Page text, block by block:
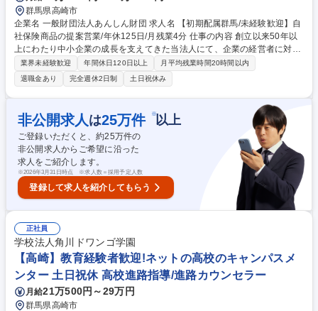
群馬県高崎市
企業名 一般財団法人あんしん財団 求人名 【初期配属群馬/未経験歓迎】自
社保険商品の提案営業/年休125日/月残業4分 仕事の内容 創立以来50年以
上にわたり中小企業の成長を支えてきた当法人にて、企業の経営者に対し
て「ケガの補償」「福利厚生」「災害防止」が1つになった当法人オリジ
ナルの保険商品をご提案いただきます。 【仕事の流れ】新規顧客へのアプ
ローチ(リストに基づくテレアポ） →商談（ほぼオンライン/月10件程度）
→見積り・契約書作成→契約締結 【商材について】業務上/業務外のケガ
を補償する「ケガの補償」・労災発生時の使用者賠償責任保険制度・職場
の安全衛生向上をサポート「災害防止サービス」・旅行や映画などの割引
利用「福利厚生サービス」が一つになった中小企業に貢献できる制度で
す。 募集職種 【初期配属群馬/未経験歓迎】自社保険商品の提案営業/年休
125日/月残業4分
業界未経験歓迎 年間休日120日以上
月平均残業時間20時間以内
退職金あり
完全週休2日制 土日祝休み
非公開求人 は25万件 ※以上
ご登録いただくと、約25万件の
非公開求人からご希望に沿った
求人をご紹介します。
※2026年3月31日時点 ※求人数＝採用予定人数
登録して求人を紹介してもらう
正社員
学校法人角川ドワンゴ学園
【高崎】教育経験者歓迎!ネットの高校のキャンパスメ
ンター 土日祝休 高校進路指導/進路カウンセラー
月給21万500円～29万円
群馬県高崎市